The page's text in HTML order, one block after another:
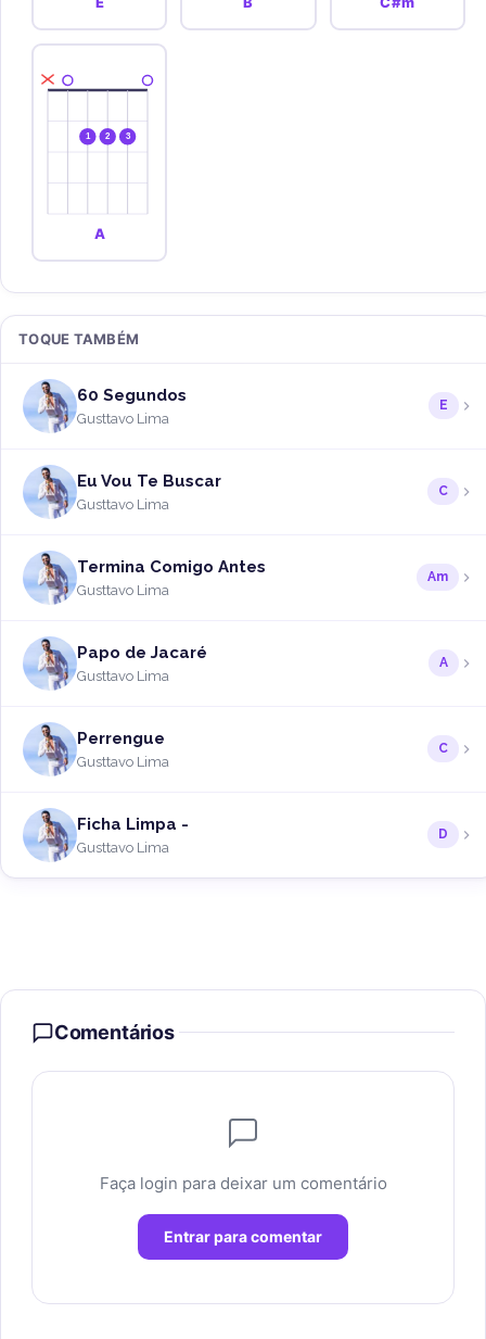
1 2 3
A
TOQUE TAMBÉM
60 Segundos
Gusttavo Lima
E
Eu Vou Te Buscar
Gusttavo Lima
C
Termina Comigo Antes
Gusttavo Lima
Am
Papo de Jacaré
Gusttavo Lima
A
Perrengue
Gusttavo Lima
C
Ficha Limpa -
Gusttavo Lima
D
Comentários
Faça login para deixar um comentário
Entrar para comentar